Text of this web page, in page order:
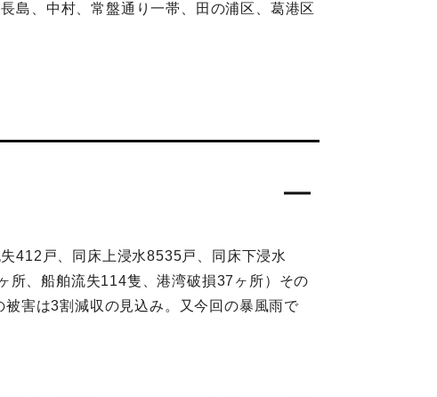
島、中村、常盤通り一帯、田の浦区、葛港区
412戸、同床上浸水8535戸、同床下浸水
、船舶流失114隻、港湾破損37ヶ所）その
害は3割減収の見込み。又今回の暴風雨で